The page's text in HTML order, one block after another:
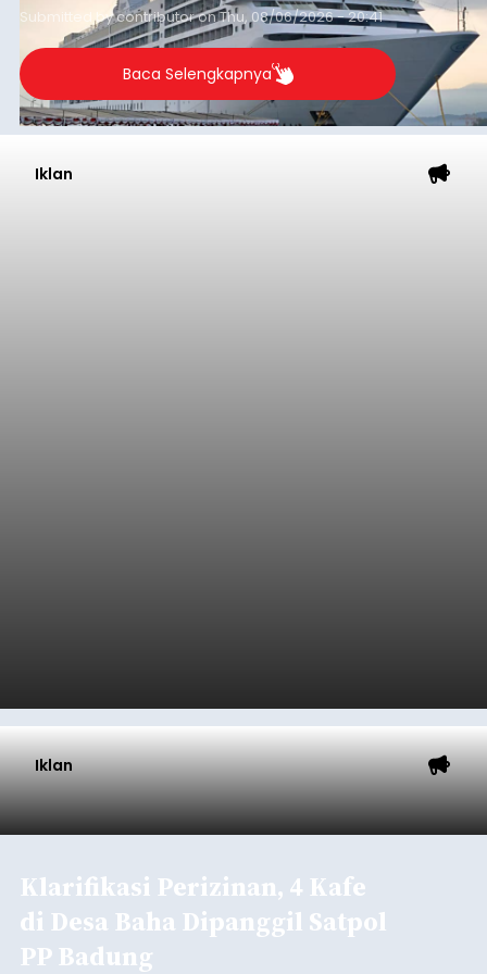
Submitted bycontributoronThu, 08/06/2026 - 20:41
Baca Selengkapnya
Iklan
Iklan
Klarifikasi Perizinan, 4 Kafe
di Desa Baha Dipanggil Satpol
PP Badung